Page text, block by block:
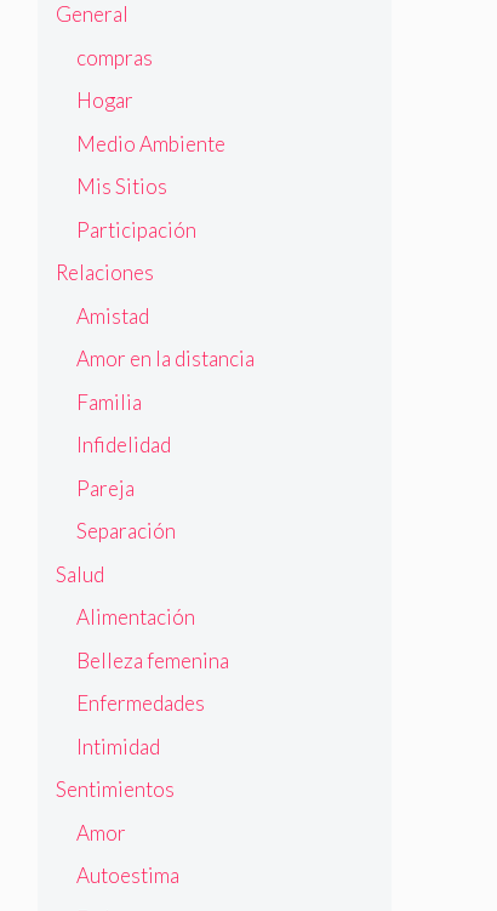
General
compras
Hogar
Medio Ambiente
Mis Sitios
Participación
Relaciones
Amistad
Amor en la distancia
Familia
Infidelidad
Pareja
Separación
Salud
Alimentación
Belleza femenina
Enfermedades
Intimidad
Sentimientos
Amor
Autoestima